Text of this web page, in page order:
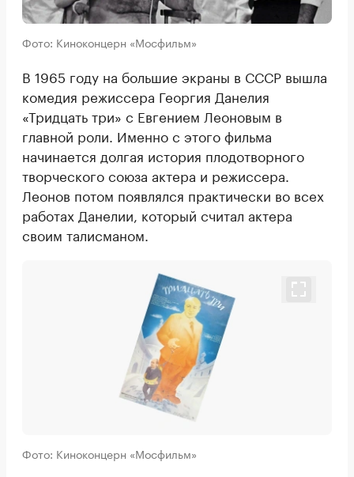
Фото: Киноконцерн «Мосфильм»
В 1965 году на большие экраны в СССР вышла
комедия режиссера Георгия Данелия
«Тридцать три» с Евгением Леоновым в
главной роли. Именно с этого фильма
начинается долгая история плодотворного
творческого союза актера и режиссера.
Леонов потом появлялся практически во всех
работах Данелии, который считал актера
своим талисманом.
Фото: Киноконцерн «Мосфильм»